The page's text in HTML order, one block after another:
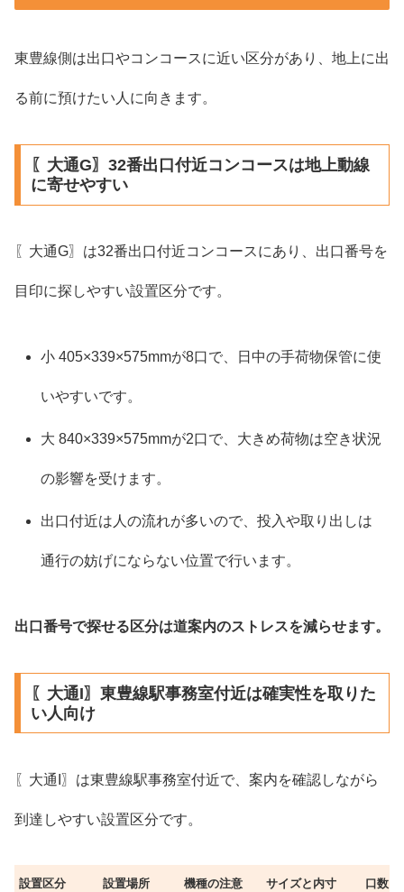
東豊線側は出口やコンコースに近い区分があり、地上に出
る前に預けたい人に向きます。
〖大通G〗32番出口付近コンコースは地上動線
に寄せやすい
〖大通G〗は32番出口付近コンコースにあり、出口番号を
目印に探しやすい設置区分です。
小 405×339×575mmが8口で、日中の手荷物保管に使
いやすいです。
大 840×339×575mmが2口で、大きめ荷物は空き状況
の影響を受けます。
出口付近は人の流れが多いので、投入や取り出しは
通行の妨げにならない位置で行います。
出口番号で探せる区分は道案内のストレスを減らせます。
〖大通I〗東豊線駅事務室付近は確実性を取りた
い人向け
〖大通I〗は東豊線駅事務室付近で、案内を確認しながら
到達しやすい設置区分です。
設置区分 設置場所 機種の注意 サイズと内寸 口数